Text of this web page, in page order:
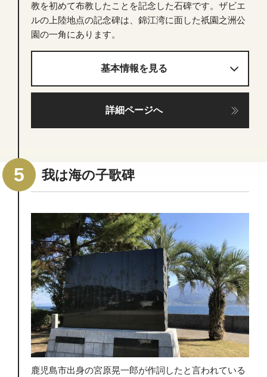
教を初めて布教したことを記念した石碑です。ザビエ
ルの上陸地点の記念碑は、錦江湾に面した祇園之洲公
園の一角にあります。
基本情報を見る
詳細ページへ
我は海の子歌碑
鹿児島市出身の宮原晃一郎が作詞したと言われている